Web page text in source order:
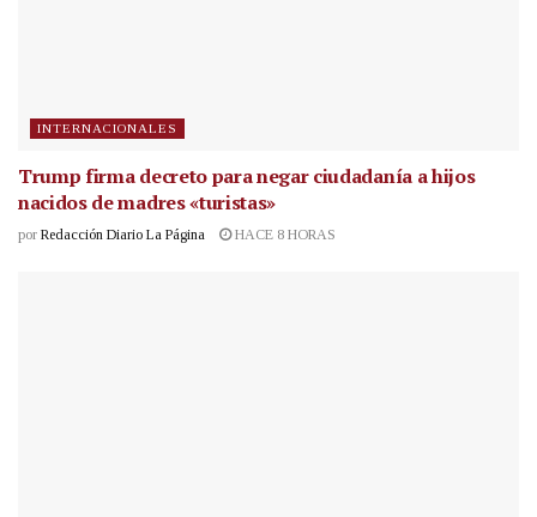
INTERNACIONALES
Trump firma decreto para negar ciudadanía a hijos
nacidos de madres «turistas»
por Redacción Diario La Página HACE 8 HORAS